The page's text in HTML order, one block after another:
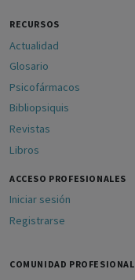
RECURSOS
Actualidad
Glosario
Psicofármacos
Bibliopsiquis
Revistas
Libros
ACCESO PROFESIONALES
Iniciar sesión
Registrarse
COMUNIDAD PROFESIONAL